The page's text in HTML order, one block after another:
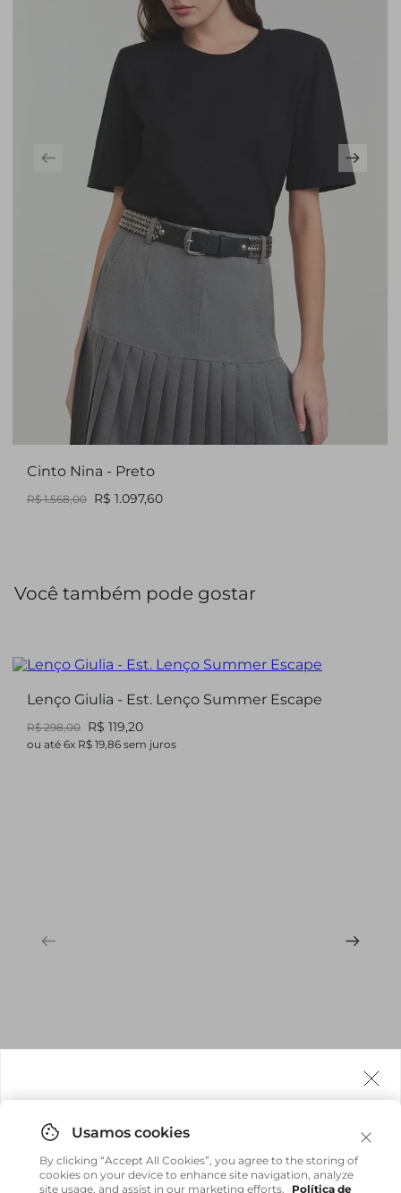
detalhe de franzido, além de barra lenço que reforça a
fluidez da peça, ideal para composições elegantes com
informação de moda.
Cinto Nina - Preto
R$ 1.568,00 R$ 1.097,60
Você também pode gostar
Lenço Giulia - Est. Lenço Summer Escape
R$ 298,00 R$ 119,20
ou até 6x R$ 19,86 sem juros
em sua casa, não importa onde você estiver.
By clicking “Accept All Cookies”, you agree to the storing of
cookies on your device to enhance site navigation, analyze
site usage, and assist in our marketing efforts.
Política de